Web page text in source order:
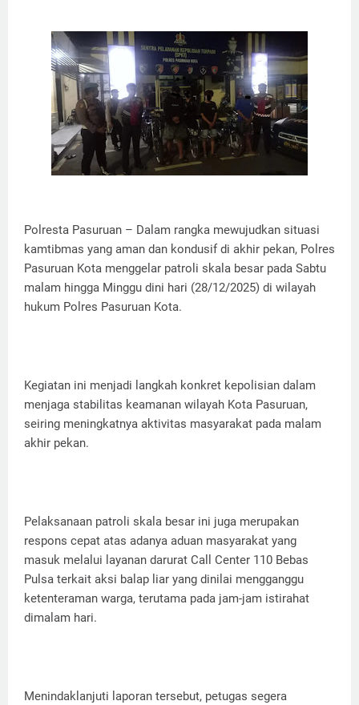
Polresta Pasuruan – Dalam rangka mewujudkan situasi
kamtibmas yang aman dan kondusif di akhir pekan, Polres
Pasuruan Kota menggelar patroli skala besar pada Sabtu
malam hingga Minggu dini hari (28/12/2025) di wilayah
hukum Polres Pasuruan Kota.
Kegiatan ini menjadi langkah konkret kepolisian dalam
menjaga stabilitas keamanan wilayah Kota Pasuruan,
seiring meningkatnya aktivitas masyarakat pada malam
akhir pekan.
Pelaksanaan patroli skala besar ini juga merupakan
respons cepat atas adanya aduan masyarakat yang
masuk melalui layanan darurat Call Center 110 Bebas
Pulsa terkait aksi balap liar yang dinilai mengganggu
ketenteraman warga, terutama pada jam-jam istirahat
dimalam hari.
Menindaklanjuti laporan tersebut, petugas segera